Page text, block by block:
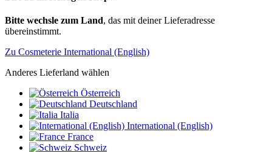
Bitte wechsle zum Land, das mit deiner Lieferadresse
übereinstimmt.
Zu Cosmeterie International (English)
Anderes Lieferland wählen
Österreich
Deutschland
Italia
International (English)
France
Schweiz